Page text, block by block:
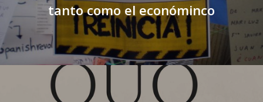
tanto como el económinco